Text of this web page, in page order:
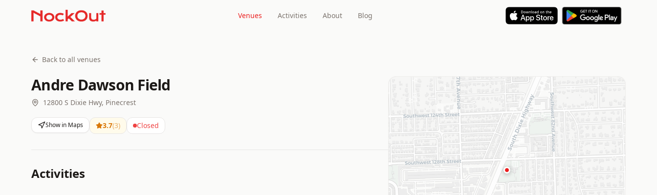
Venues Activities About Blog
Back to all venues
Andre Dawson Field
12800 S Dixie Hwy, Pinecrest
Show in Maps 3.7(3) Closed
Activities